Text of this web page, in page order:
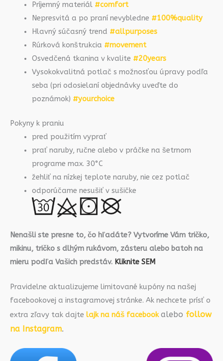
Príjemný materiál #comfort
Nepresvitá a po praní nevybledne #100%quality
Hlavný súčasný trend #allpurposes
Rúrková konštrukcia #movement
Osvedčená tkanina v kvalite #20years
Vysokokvalitná potlač s možnosťou úpravy podľa
seba (pri odosielaní objednávky uveďte do
poznámok) #yourchoice
Pokyny k praniu
pred použitím vyprať
prať naruby, ručne alebo v práčke na šetrnom
programe max. 30°C
žehliť na nízkej teplote naruby, nie cez potlač
odporúčame nesušiť v sušičke
Nenašli ste presne to, čo hľadáte? Vytvoríme Vám tričko,
mikinu, tričko s dlhým rukávom, zásteru alebo batoh na
mieru podľa Vašich predstáv. Kliknite SEM
Pravidelne aktualizujeme limitované kupóny na našej
facebookovej a instagramovej stránke. Ak nechcete prísť o
extra zľavy tak dajte lajk na náš facebookalebo follow
na Instagram.